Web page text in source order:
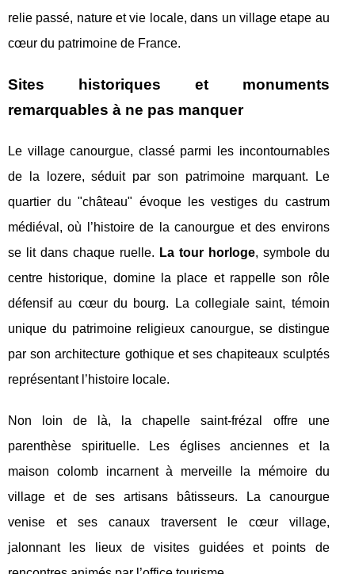
relie passé, nature et vie locale, dans un village etape au
cœur du patrimoine de France.
Sites historiques et monuments
remarquables à ne pas manquer
Le village canourgue, classé parmi les incontournables
de la lozere, séduit par son patrimoine marquant. Le
quartier du "château" évoque les vestiges du castrum
médiéval, où l’histoire de la canourgue et des environs
se lit dans chaque ruelle. La tour horloge, symbole du
centre historique, domine la place et rappelle son rôle
défensif au cœur du bourg. La collegiale saint, témoin
unique du patrimoine religieux canourgue, se distingue
par son architecture gothique et ses chapiteaux sculptés
représentant l’histoire locale.
Non loin de là, la chapelle saint-frézal offre une
parenthèse spirituelle. Les églises anciennes et la
maison colomb incarnent à merveille la mémoire du
village et de ses artisans bâtisseurs. La canourgue
venise et ses canaux traversent le cœur village,
jalonnant les lieux de visites guidées et points de